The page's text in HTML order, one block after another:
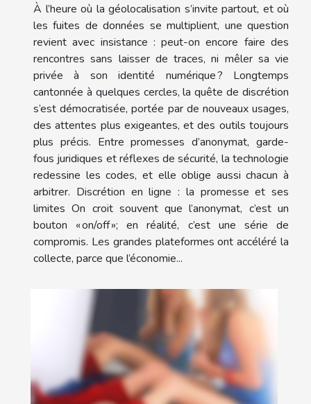
À l’heure où la géolocalisation s’invite partout, et où
les fuites de données se multiplient, une question
revient avec insistance : peut-on encore faire des
rencontres sans laisser de traces, ni mêler sa vie
privée à son identité numérique ? Longtemps
cantonnée à quelques cercles, la quête de discrétion
s’est démocratisée, portée par de nouveaux usages,
des attentes plus exigeantes, et des outils toujours
plus précis. Entre promesses d’anonymat, garde-
fous juridiques et réflexes de sécurité, la technologie
redessine les codes, et elle oblige aussi chacun à
arbitrer. Discrétion en ligne : la promesse et ses
limites On croit souvent que l’anonymat, c’est un
bouton « on/off »; en réalité, c’est une série de
compromis. Les grandes plateformes ont accéléré la
collecte, parce que l’économie...